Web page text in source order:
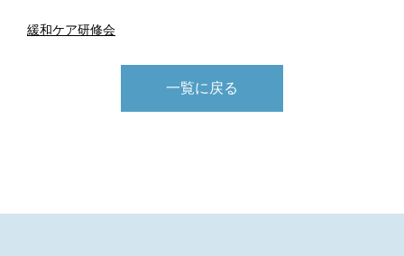
緩和ケア研修会
一覧に戻る